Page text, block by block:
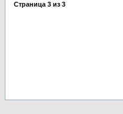
Страница 3 из 3